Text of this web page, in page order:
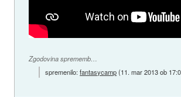
Zgodovina sprememb…
spremenilo:fantasycamp(11. mar 2013 ob